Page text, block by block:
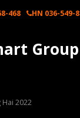
468 HN 036-549-
Group
Hai 2022